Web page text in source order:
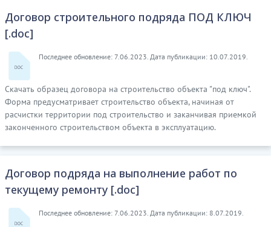
Договор строительного подряда ПОД КЛЮЧ
[.doc]
Последнее обновление: 7.06.2023. Дата публикации: 10.07.2019.
Скачать образец договора на строительство объекта "под ключ".
Форма предусматривает строительство объекта, начиная от
расчистки территории под строительство и заканчивая приемкой
законченного строительством объекта в эксплуатацию.
Договор подряда на выполнение работ по
текущему ремонту [.doc]
Последнее обновление: 7.06.2023. Дата публикации: 8.07.2019.